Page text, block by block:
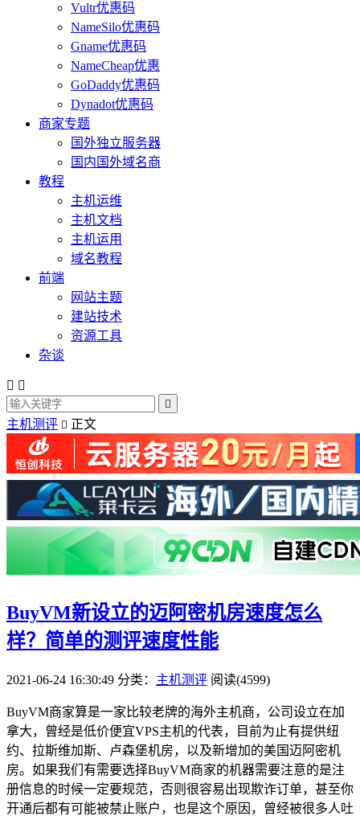
Vultr优惠码
NameSilo优惠码
Gname优惠码
NameCheap优惠
GoDaddy优惠码
Dynadot优惠码
商家专题
国外独立服务器
国内国外域名商
教程
主机运维
主机文档
主机运用
域名教程
前端
网站主题
建站技术
资源工具
杂谈
 

主机测评  正文
BuyVM新设立的迈阿密机房速度怎么
样？简单的测评速度性能
2021-06-24 16:30:49 分类： 主机测评 阅读(4599)
BuyVM商家算是一家比较老牌的海外主机商，公司设立在加
拿大，曾经是低价便宜VPS主机的代表，目前为止有提供纽
约、拉斯维加斯、卢森堡机房，以及新增加的美国迈阿密机
房。如果我们有需要选择BuyVM商家的机器需要注意的是注
册信息的时候一定要规范，否则很容易出现欺诈订单，甚至你
开通后都有可能被禁止账户，也是这个原因，曾经被很多人吐